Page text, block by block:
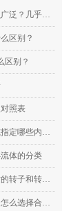
为什么博勒飞粘度使用这么广泛？几乎成为了行业标准？
区别？
区别？
照表
可重复粘度测试应该控制或指定哪些内容？
体的分类
粘度计使用时如何选择合适的转子和转速？
博勒飞粘度计这么多型号，怎么选择合适的机型？